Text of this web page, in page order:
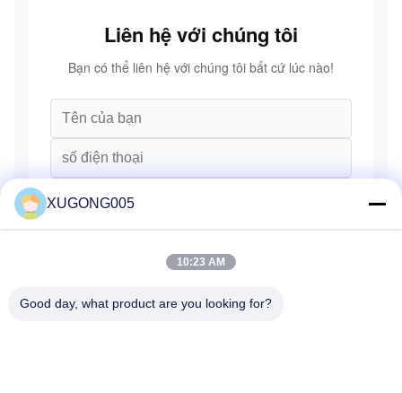
Liên hệ với chúng tôi
Bạn có thể liên hệ với chúng tôi bất cứ lúc nào!
XUGONG005
10:23 AM
Good day, what product are you looking for?